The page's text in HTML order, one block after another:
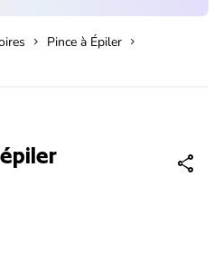
chevron_right Pince à Épiler chevron_right
share